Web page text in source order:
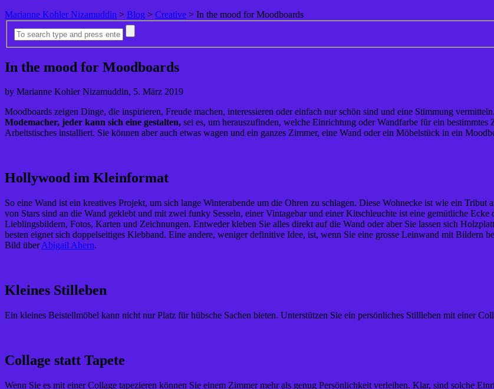
Marianne Kohler Nizamuddin > Blog > Creative > In the mood for Moodboards
In the mood for Moodboards
by Marianne Kohler Nizamuddin, 5. März 2019
Moodboards zeigen Dinge, die inspirieren, Freude machen, interessieren oder einfach nur schön sind und eine Stimmung vermitteln.
Modemacher, jeder kann sich eine gestalten, sei es, um herauszufinden, welche Einrichtung oder Wandfarbe für ein
Arbeitstisches installiert. Sie können aber auch etwas wagen und ein ganzes Zimmer, eine Wand oder ein Möbelstück in ein
Hollywood im Kleinformat
So eine Wand ist ein kreatives Projekt, um sich lange Winterabende um die Ohren zu schlagen. Diese Wohnecke ist wie ein
von Stars sind an die Wand geklebt und mit zwei funky Sesseln, einer Vintagebar und einer Kitschleuchte ist eine gemütliche
Lieblingsbildern, Fotos, Karten und Zeichnungen. Entweder kleben Sie alles direkt auf die Wand oder aber Sie lassen sich
besten eignet sich doppelseitiges Klebband. Eine andere, weniger definitive Idee, ist, wenn Sie eine grosse Leinwand mit Bildern
Bild überAbigail Ahern.
Kleines Stilleben
Ein kleines Beistellmöbel kann nicht nur Platz für hübsche Sachen bieten. Unterstützen Sie ein persönliches Stillleben mit einer
Collage statt Tapete
Wenn Sie es mit einer Collage tapezieren können Sie einem Zimmer mehr als genug Persönlichkeit verleihen. Klar, sind solche